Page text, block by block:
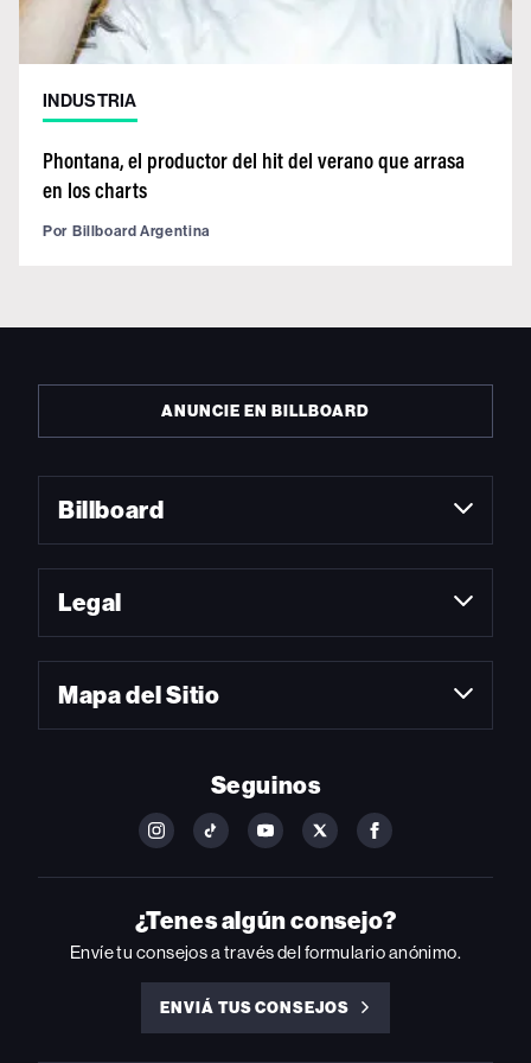
INDUSTRIA
Phontana, el productor del hit del verano que arrasa
en los charts
Por Billboard Argentina
ANUNCIE EN BILLBOARD
Billboard
Legal
Mapa del Sitio
Seguinos
FOLLOW
ON
INSTAGRAM
FOLLOW
ON
YOUTUBE
FOLLOW
ON
YOUTUBE
FOLLOW
ON
FOLLOW
ON
FACEBOOK
¿Tenes algún consejo?
Envíe tu consejos a través del formulario anónimo.
ENVIÁ TUS CONSEJOS
ENVIÁ